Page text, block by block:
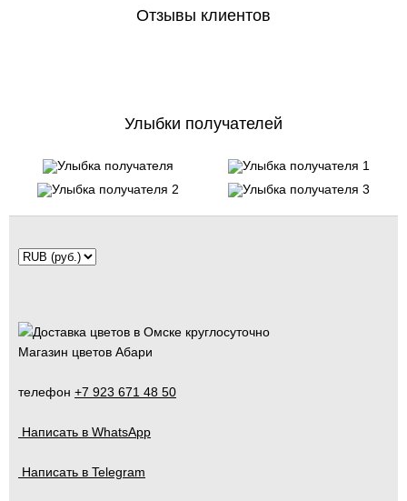
Отзывы клиентов
Улыбки получателей
Магазин цветов Абари
телефон +7 923 671 48 50
Написать в WhatsApp
Написать в Telegram